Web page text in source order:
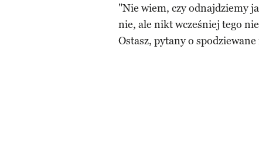
"Nie wiem, czy odnajdziemy
nie, ale nikt wcześniej tego
Ostasz, pytany o